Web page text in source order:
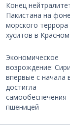
Конец
Пакистана на фоне
морского террора
хуситов в
Экономическое
возрождение:
впервые с начала
достигла
самообеспечения
пшеницей